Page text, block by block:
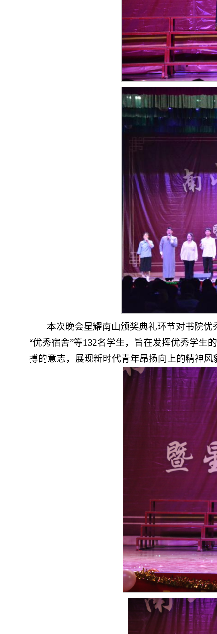
本次晚会星耀南山颁奖典礼环节对书院优
“优秀宿舍”等132名学生，旨在发挥优秀学生
搏的意志，展现新时代青年昂扬向上的精神风